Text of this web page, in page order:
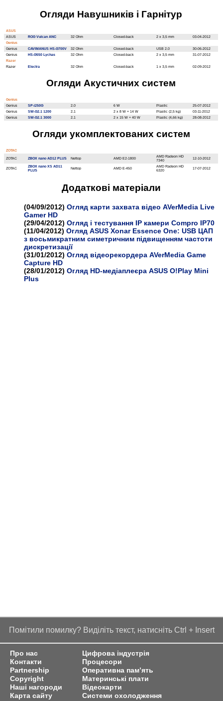
Огляди Навушників і Гарнітур
ASUS
ASUS
ROG Vulcan ANC 32 Ohm Closed-back 2 x 3,5 mm
03-04-2012
Genius
Genius
CAVIMANUS HS-G700V 32 Ohm Closed-back USB 2.0
30-06-2012
Genius
HS-G550 Lychas 32 Ohm Closed-back 2 x 3,5 mm
31-07-2012
Razer
Razer
Electra 32 Ohm Closed-back 1 x 3,5 mm 02-09-2012
Огляди Акустичних систем
Genius
Genius
SP-i250G 2.0 6 W Plastic
25-07-2012
Genius
SW-G2.1 1200 2.1 2 x 8 W + 14 W Plastic (2,5 kg)
03-11-2012
Genius
SW-G2.1 3000 2.1 2 x 15 W + 40 W Plastic (4,66 kg) 28-08-2012
Огляди укомплектованих систем
ZOTAC
ZOTAC
ZBOX nano AD12 PLUS Nettop AMD E2-1800
AMD Radeon HD
7340
12-10-2012
ZOTAC
ZBOX nano XS AD11
PLUS
Nettop AMD E-450
AMD Radeon HD
6320
17-07-2012
Додатковi матерiали
(04/09/2012) Огляд карти захвата відео AVerMedia Live
Gamer HD
(29/04/2012) Огляд і тестування IP камери Compro IP70
(11/04/2012) Огляд ASUS Xonar Essence One: USB ЦАП
з восьмикратним симетричним підвищенням частоти
дискретизації
(31/01/2012) Огляд відеорекордера AVerMedia Game
Capture HD
(28/01/2012) Огляд HD-медіаплеєра ASUS O!Play Mini
Plus
Помітили помилку? Виділіть текст, натисніть Ctrl + Insert
Про нас
Контакти
Partnership
Copyright
Наші нагороди
Карта сайту
Цифрова індустрія
Процесори
Оперативна пам’ять
Материнські плати
Відеокарти
Системи охолодження